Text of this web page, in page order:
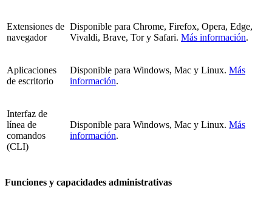
Extensiones de
navegador
Disponible para Chrome, Firefox, Opera, Edge,
Vivaldi, Brave, Tor y Safari. Más información.
Aplicaciones
de escritorio
Disponible para Windows, Mac y Linux. Más
información.
Interfaz de
línea de
comandos
(CLI)
Disponible para Windows, Mac y Linux. Más
información.
Funciones y capacidades administrativas